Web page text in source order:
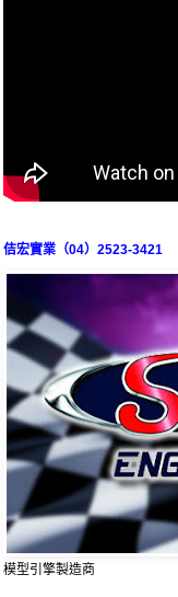
佶宏實業（04）2523-3421
模型引擎製造商